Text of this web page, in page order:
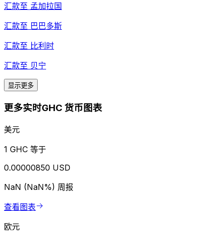
汇款至 孟加拉国
汇款至 巴巴多斯
汇款至 比利时
汇款至 贝宁
显示更多
更多实时GHC 货币图表
美元
1 GHC 等于
0.00000850 USD
NaN (NaN%) 周报
查看图表
欧元